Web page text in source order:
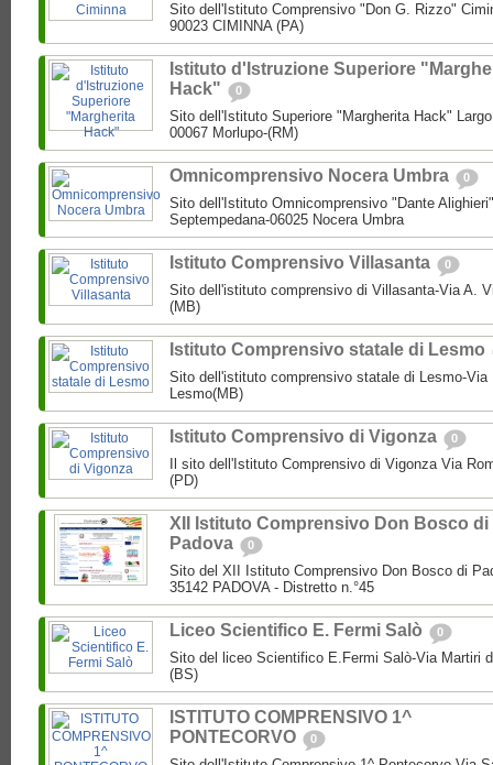
Sito dell'Istituto Comprensivo "Don G. Rizzo"
90023 CIMINNA (PA)
Istituto d'Istruzione Superiore
Hack"
0
Sito dell'Istituto Superiore "Margherita Hack"
00067 Morlupo-(RM)
Omnicomprensivo Nocera Umbra 0
Sito dell'Istituto Omnicomprensivo "Dante
Septempedana-06025 Nocera Umbra
Istituto Comprensivo Villasanta 0
Sito dell'istituto comprensivo di Villasanta-Via A.
(MB)
Istituto Comprensivo statale di Lesmo
Sito dell'istituto comprensivo statale di Lesmo-Via
Lesmo(MB)
Istituto Comprensivo di Vigonza 0
Il sito dell'Istituto Comprensivo di Vigonza Via
(PD)
XII Istituto Comprensivo Don Bosco di
Padova
0
Sito del XII Istituto Comprensivo Don Bosco di
35142 PADOVA - Distretto n.°45
Liceo Scientifico E. Fermi Salò 0
Sito del liceo Scientifico E.Fermi Salò-Via Martiri
(BS)
ISTITUTO COMPRENSIVO 1^
PONTECORVO
0